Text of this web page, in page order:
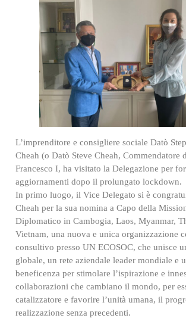
L’imprenditore e consigliere sociale Datò
Cheah (o Datò Steve Cheah, Commendatore
Francesco I, ha visitato la Delegazione per
aggiornamenti dopo il prolungato lockdown.
In primo luogo, il Vice Delegato si è
Cheah per la sua nomina a Capo della
Diplomatico in Cambogia, Laos, Myanmar,
Vietnam, una nuova e unica organizzazione
consultivo presso UN ECOSOC, che unisce
globale, un rete aziendale leader mondiale e
beneficenza per stimolare l’ispirazione e
collaborazioni che cambiano il mondo, per
catalizzatore e favorire l’unità umana, il
realizzazione senza precedenti.